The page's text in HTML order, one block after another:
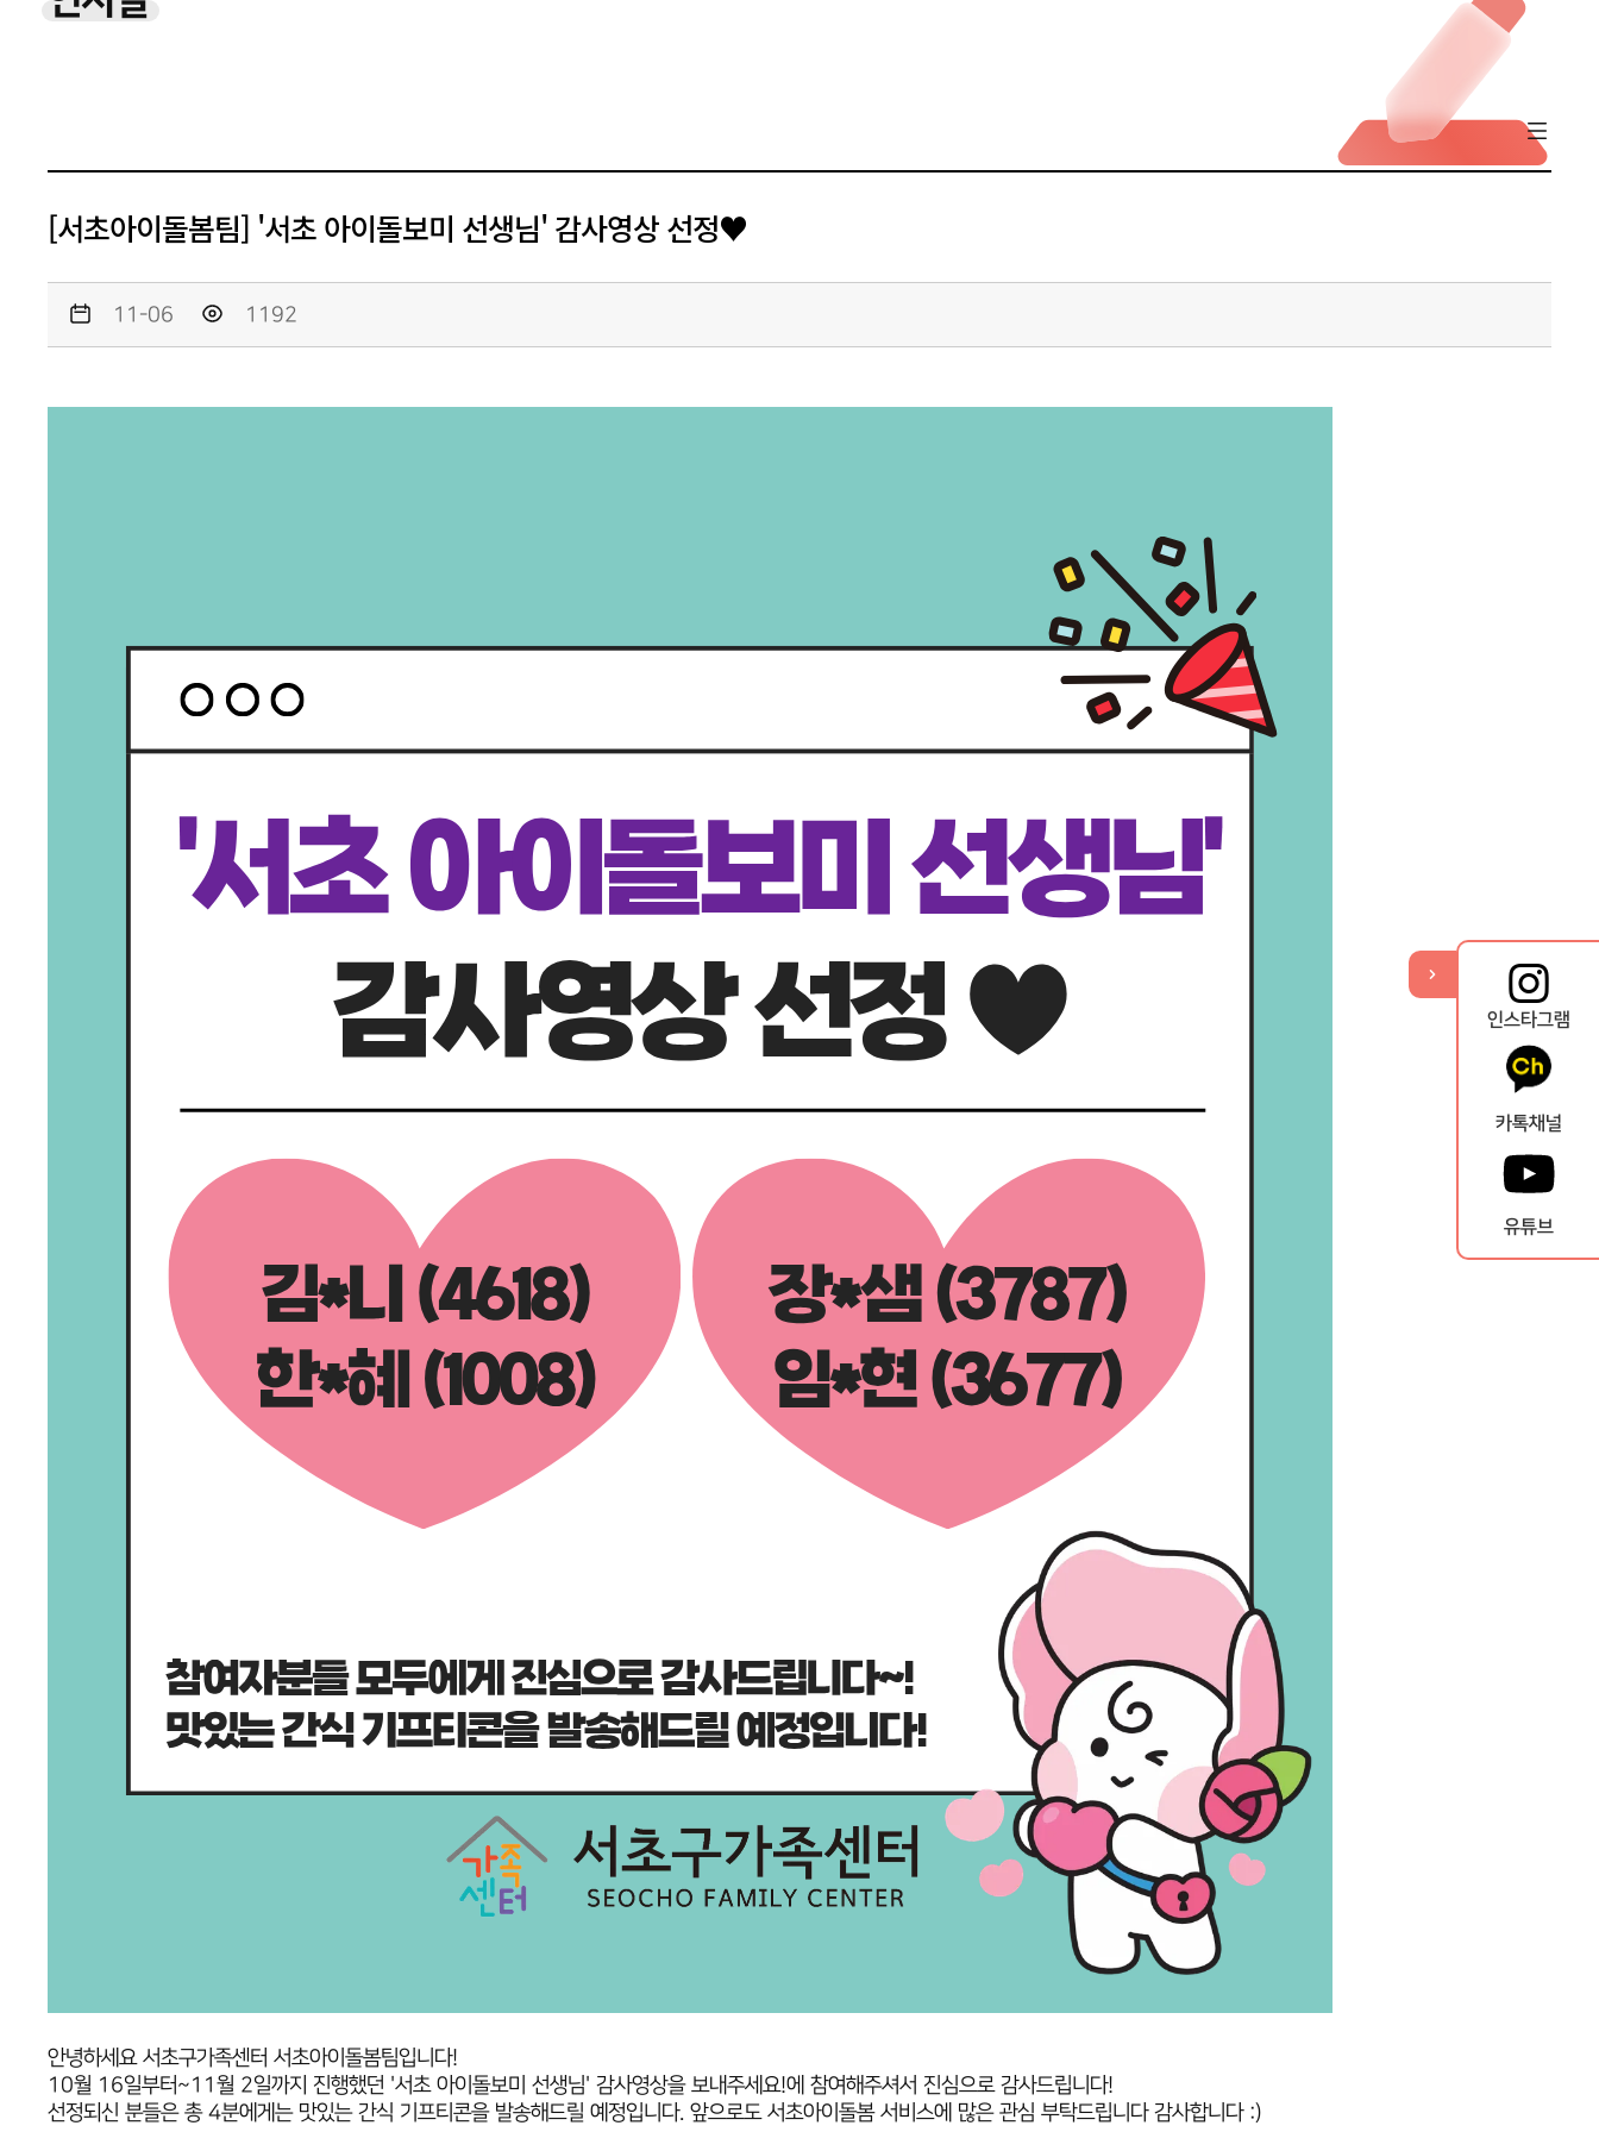
[서초아이돌봄팀] '서초 아이돌보미 선생님' 감사영상 선정♥
11-06 1192
안녕하세요 서초구가족센터 서초아이돌봄팀입니다!
10월 16일부터~11월 2일까지 진행했던 '서초 아이돌보미 선생님' 감사영상을 보내주세요!에 참여해주셔서 진심으로 감사드립니다!
선정되신 분들은 총 4분에게는 맛있는 간식 기프티콘을 발송해드릴 예정입니다. 앞으로도 서초아이돌봄 서비스에 많은 관심 부탁드립니다 감사합니다 :)
인스타그램
카톡채널
유튜브